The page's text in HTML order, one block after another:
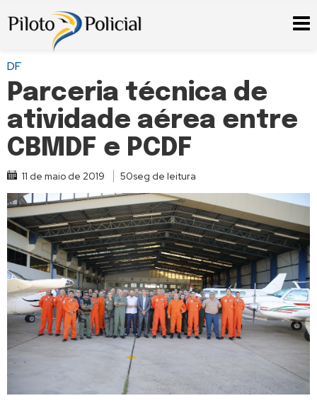
DF
Parceria técnica de
atividade aérea entre
CBMDF e PCDF
11 de maio de 2019 50seg de leitura